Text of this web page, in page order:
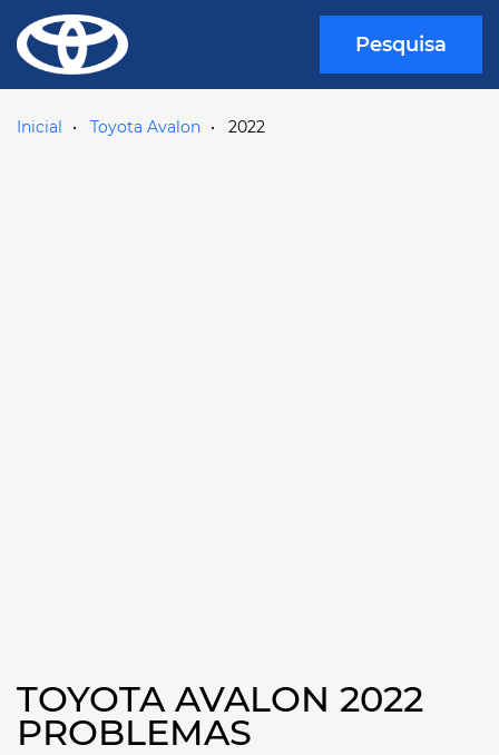
Pesquisa
Inicial Toyota Avalon 2022
TOYOTA AVALON 2022
PROBLEMAS